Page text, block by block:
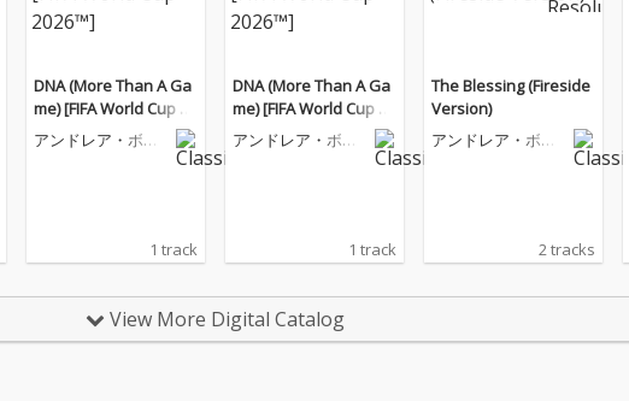
DNA (More Than A Ga
me) [FIFA World Cup 20
26™]
アンドレア・ボチ
1 track
DNA (More Than A Ga
me) [FIFA World Cup 20
26™]
アンドレア・ボチ
1 track
The Blessing (Fireside
Version)
アンドレア・ボチ
2 tracks
View More Digital Catalog